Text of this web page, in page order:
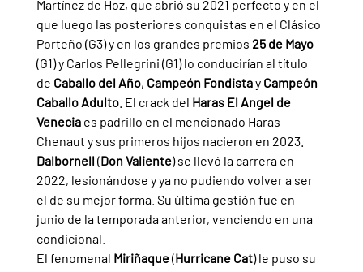
Martínez de Hoz, que abrió su 2021 perfecto y en el
que luego las posteriores conquistas en el Clásico
Porteño (G3) y en los grandes premios 25 de Mayo
(G1) y Carlos Pellegrini (G1) lo conducirían al título
de Caballo del Año, Campeón Fondista y Campeón
Caballo Adulto. El crack del Haras El Angel de
Venecia es padrillo en el mencionado Haras
Chenaut y sus primeros hijos nacieron en 2023.
Dalbornell (Don Valiente) se llevó la carrera en
2022, lesionándose y ya no pudiendo volver a ser
el de su mejor forma. Su última gestión fue en
junio de la temporada anterior, venciendo en una
condicional.
El fenomenal Miriñaque (Hurricane Cat) le puso su